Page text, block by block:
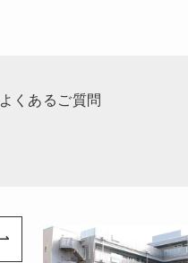
よくあるご質問